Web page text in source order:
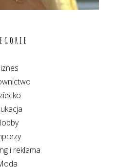
i reklama